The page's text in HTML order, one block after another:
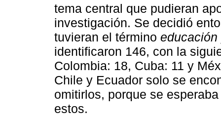
tema central que pudieran
investigación. Se decidió
tuvieran el término
identificaron 146, con la
Colombia: 18, Cuba: 11 y
Chile y Ecuador solo se
omitirlos, porque se
estos.